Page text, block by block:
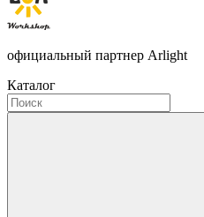
официальный партнер Arlight
Каталог